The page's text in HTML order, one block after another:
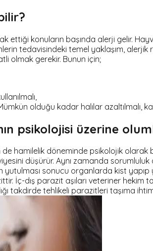
ettiği konuların başında alerji gelir.
tedavisindeki temel yaklaşım,
olmak gerekir. Bunun için;
olduğu kadar halılar azaltılmalı,
psikolojisi üzerine
hamilelik döneminde psikolojik olarak
düşürür. Aynı zamanda
yutulması sonucu organlarda kist
İç-dış parazit aşıları veteriner
takdirde tehlikeli parazitleri taşıma